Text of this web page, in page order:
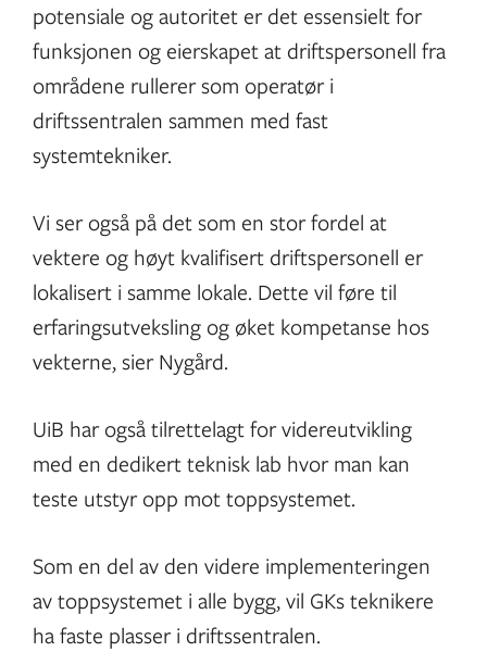
potensiale og autoritet er det essensielt for
funksjonen og eierskapet at driftspersonell fra
områdene rullerer som operatør i
driftssentralen sammen med fast
systemtekniker.
Vi ser også på det som en stor fordel at
vektere og høyt kvalifisert driftspersonell er
lokalisert i samme lokale. Dette vil føre til
erfaringsutveksling og øket kompetanse hos
vekterne, sier Nygård.
UiB har også tilrettelagt for videreutvikling
med en dedikert teknisk lab hvor man kan
teste utstyr opp mot toppsystemet.
Som en del av den videre implementeringen
av toppsystemet i alle bygg, vil GKs teknikere
ha faste plasser i driftssentralen.